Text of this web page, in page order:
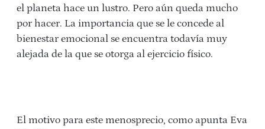
el planeta hace un lustro. Pero aún queda mucho
por hacer. La importancia que se le concede al
bienestar emocional se encuentra todavía muy
alejada de la que se otorga al ejercicio físico.
El motivo para este menosprecio, como apunta Eva